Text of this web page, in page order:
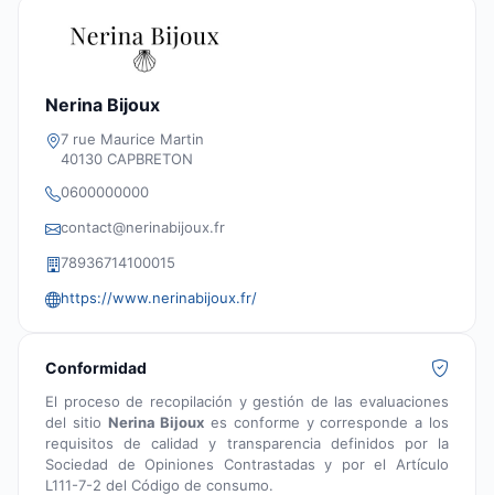
Nerina Bijoux
7 rue Maurice Martin
40130 CAPBRETON
0600000000
contact@nerinabijoux.fr
78936714100015
https://www.nerinabijoux.fr/
Conformidad
El proceso de recopilación y gestión de las evaluaciones
del sitio Nerina Bijoux es conforme y corresponde a los
requisitos de calidad y transparencia definidos por la
Sociedad de Opiniones Contrastadas y por el Artículo
L111-7-2 del Código de consumo.